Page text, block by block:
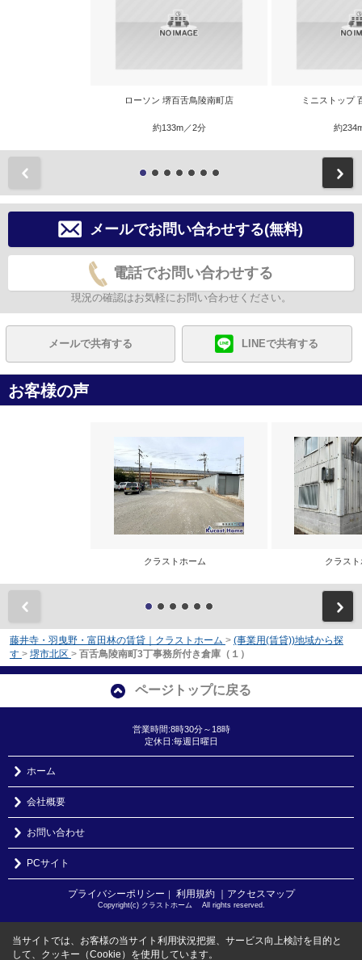
ローソン 堺百舌鳥陵南町店
約133m／2分
ミニストップ
約
メールでお問い合わせする(無料)
電話でお問い合わせする
現況の確認はお気軽にお問い合わせください。
メールで共有する LINEで共有する
お客様の声
クラストホーム クラス
藤井寺・羽曳野・富田林の賃貸｜クラストホーム > (事業用(賃貸))地域から探
す > 堺市北区 > 百舌鳥陵南町3丁事務所付き倉庫（１）
ページトップに戻る
営業時間:8時30分～18時
定休日:毎週日曜日
ホーム
会社概要
お問い合わせ
PCサイト
プライバシーポリシー 利用規約 ｜アクセスマップ
Copyright(c) クラストホーム All rights reserved.
当サイトでは、お客様の当サイト利用状況把握、サービス向上検討を目的と
して、クッキー（Cookie）を使用しています。